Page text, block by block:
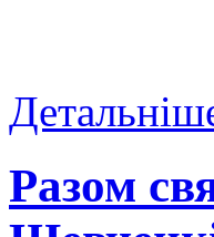
Разом